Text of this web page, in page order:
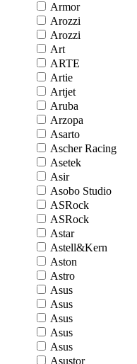
Armor
Arozzi
Arozzi
Art
ARTE
Artie
Artjet
Aruba
Arzopa
Asarto
Ascher Racing
Asetek
Asir
Asobo Studio
ASRock
ASRock
Astar
Astell&Kern
Aston
Astro
Asus
Asus
Asus
Asus
Asus
Asustor